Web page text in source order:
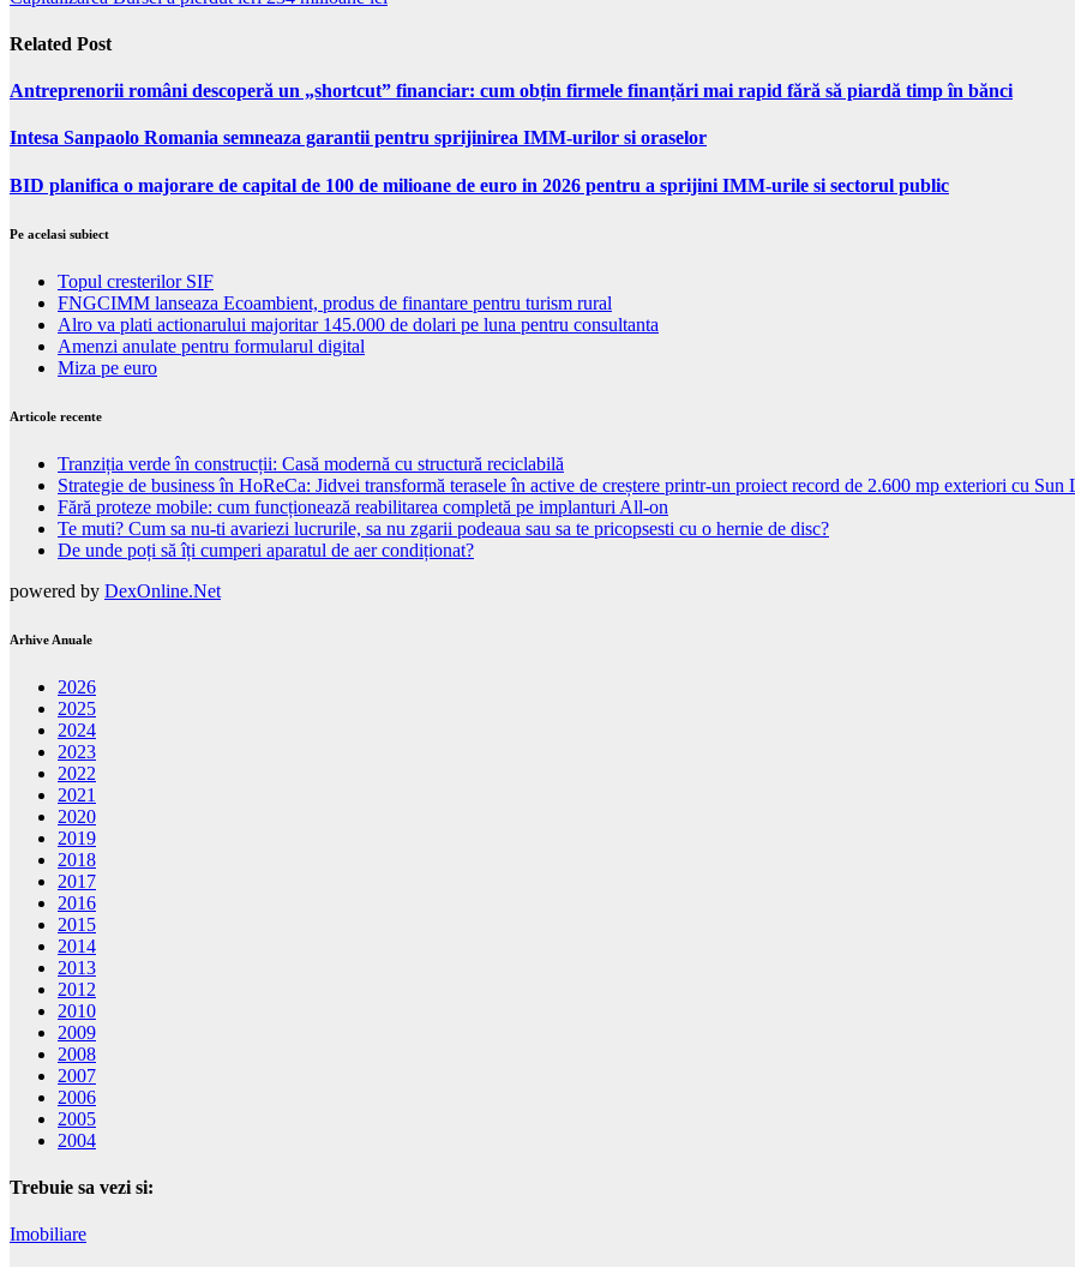
Related Post
Antreprenorii români descoperă un „shortcut” financiar: cum obțin firmele finanțări mai rapid fără să piardă timp în bănci
Intesa Sanpaolo Romania semneaza garantii pentru sprijinirea IMM-urilor si oraselor
BID planifica o majorare de capital de 100 de milioane de euro in 2026 pentru a sprijini IMM-urile si sectorul public
Pe acelasi subiect
Topul cresterilor SIF
FNGCIMM lanseaza Ecoambient, produs de finantare pentru turism rural
Alro va plati actionarului majoritar 145.000 de dolari pe luna pentru consultanta
Amenzi anulate pentru formularul digital
Miza pe euro
Articole recente
Tranziția verde în construcții: Casă modernă cu structură reciclabilă
Strategie de business în HoReCa: Jidvei transformă terasele în active de creștere printr-un proiect record de 2.600 mp exteriori cu Sun
Fără proteze mobile: cum funcționează reabilitarea completă pe implanturi All-on
Te muti? Cum sa nu-ti avariezi lucrurile, sa nu zgarii podeaua sau sa te pricopsesti cu o hernie de disc?
De unde poți să îți cumperi aparatul de aer condiționat?
powered by DexOnline.Net
Arhive Anuale
2026
2025
2024
2023
2022
2021
2020
2019
2018
2017
2016
2015
2014
2013
2012
2010
2009
2008
2007
2006
2005
2004
Trebuie sa vezi si:
Imobiliare